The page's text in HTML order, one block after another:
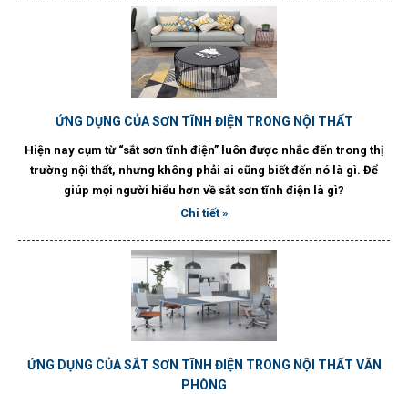
ỨNG DỤNG CỦA SƠN TĨNH ĐIỆN TRONG NỘI THẤT
Hiện nay cụm từ “sắt sơn tĩnh điện” luôn được nhắc đến trong thị
trường nội thất, nhưng không phải ai cũng biết đến nó là gì. Để
giúp mọi người hiểu hơn về sắt sơn tĩnh điện là gì?
Chi tiết »
ỨNG DỤNG CỦA SẮT SƠN TĨNH ĐIỆN TRONG NỘI THẤT VĂN
PHÒNG